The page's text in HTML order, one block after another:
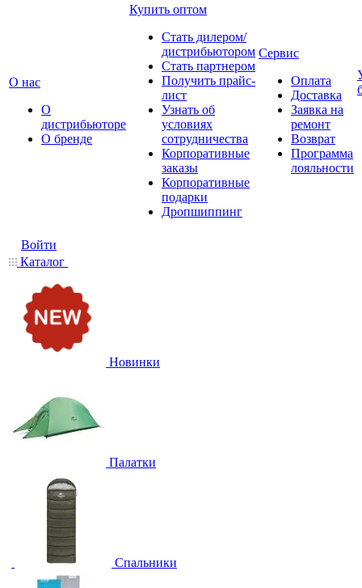
О нас
О
дистрибьюторе
О бренде
Купить оптом
Стать дилером/
дистрибьютором
Стать партнером
Получить прайс-
лист
Узнать об
условиях
сотрудничества
Корпоративные
заказы
Корпоративные
подарки
Дропшиппинг
Сервис
Оплата
Доставка
Заявка на
ремонт
Возврат
Программа
лояльности
Войти
Каталог
Новинки
Палатки
Спальники